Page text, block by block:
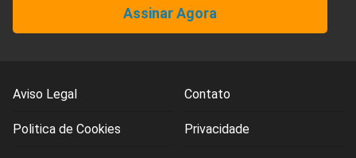
Assinar Agora
Aviso Legal Contato
Politica de Cookies Privacidade